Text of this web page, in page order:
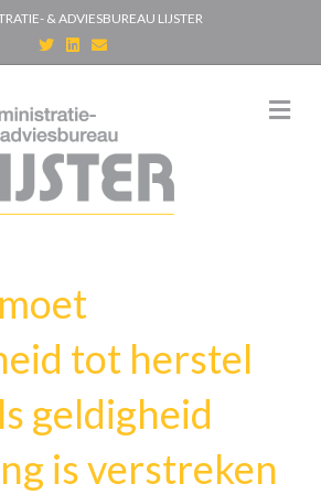
& ADVIESBUREAU LIJSTER
T
w
i
e
r
n
d
i
n
E
m
a
M
e
tot herstel
geldigheid
is verstreken